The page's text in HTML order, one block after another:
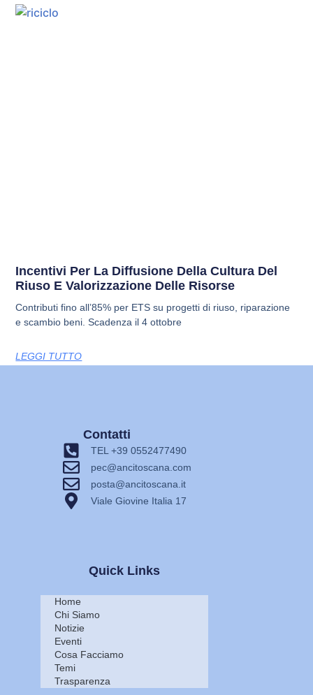
Incentivi Per La Diffusione Della Cultura Del
Riuso E Valorizzazione Delle Risorse
Contributi fino all’85% per ETS su progetti di riuso, riparazione
e scambio beni. Scadenza il 4 ottobre
LEGGI TUTTO
Quick Links
Home
Chi Siamo
Notizie
Eventi
Cosa Facciamo
Temi
Trasparenza
Contatti
TEL +39 0552477490
pec@ancitoscana.com
posta@ancitoscana.it
Viale Giovine Italia 17